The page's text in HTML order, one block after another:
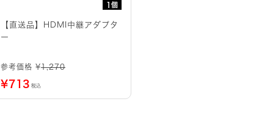
1個
【直送品】HDMI中継アダプタ
ー
参考価格 ¥1,270
¥713 税込